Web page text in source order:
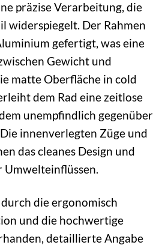
präzise Verarbeitung, die
widerspiegelt. Der Rahmen
gefertigt, was eine
Gewicht und
matte Oberfläche in cold
dem Rad eine zeitlose
unempfindlich gegenüber
innenverlegten Züge und
das cleanes Design und
Umwelteinflüssen.
die ergonomisch
und die hochwertige
detaillierte Angabe